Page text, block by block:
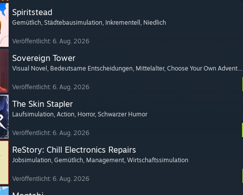
Spiritstead
Gemütlich, Städtebausimulation, Inkrementell , Niedlich
Veröffentlicht: 6. Aug. 2026
Sovereign Tower
Visual Novel , Bedeutsame Entscheidungen, Mittelalter, Choose Your Own Adventure
Veröffentlicht: 6. Aug. 2026
The Skin Stapler
Laufsimulation, Action, Horror, Schwarzer Humor
Veröffentlicht: 6. Aug. 2026
ReStory: Chill Electronics Repairs
Jobsimulation, Gemütlich, Management, Wirtschaftssimulation
Veröffentlicht: 6. Aug. 2026